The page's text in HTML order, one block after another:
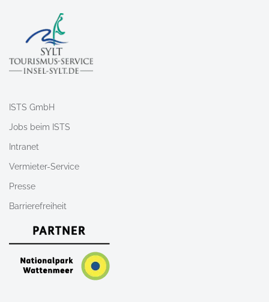
ISTS GmbH
Jobs beim ISTS
Intranet
Vermieter-Service
Presse
Barrierefreiheit